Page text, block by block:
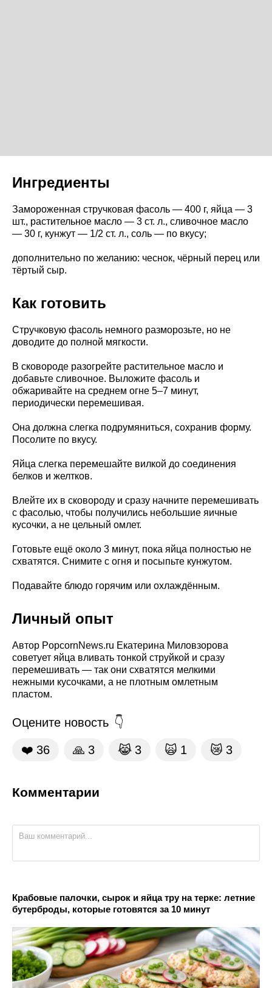
Ингредиенты
Замороженная стручковая фасоль — 400 г, яйца — 3
шт., растительное масло — 3 ст. л., сливочное масло
— 30 г, кунжут — 1/2 ст. л., соль — по вкусу;
дополнительно по желанию: чеснок, чёрный перец или
тёртый сыр.
Как готовить
Стручковую фасоль немного разморозьте, но не
доводите до полной мягкости.
В сковороде разогрейте растительное масло и
добавьте сливочное. Выложите фасоль и
обжаривайте на среднем огне 5–7 минут,
периодически перемешивая.
Она должна слегка подрумяниться, сохранив форму.
Посолите по вкусу.
Яйца слегка перемешайте вилкой до соединения
белков и желтков.
Влейте их в сковороду и сразу начните перемешивать
с фасолью, чтобы получились небольшие яичные
кусочки, а не цельный омлет.
Готовьте ещё около 3 минут, пока яйца полностью не
схватятся. Снимите с огня и посыпьте кунжутом.
Подавайте блюдо горячим или охлаждённым.
Личный опыт
Автор PopcornNews.ru Екатерина Миловзорова
советует яйца вливать тонкой струйкой и сразу
перемешивать — так они схватятся мелкими
нежными кусочками, а не плотным омлетным
пластом.
Оцените новость
❤️ 36 🙏 3 😹 3 🙀 1 😿 3
Комментарии
Крабовые палочки, сырок и яйца тру на терке: летние
бутерброды, которые готовятся за 10 минут